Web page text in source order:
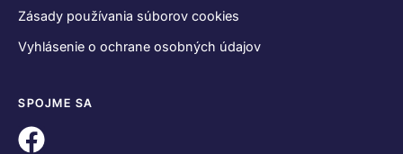
Zásady používania súborov cookies
Vyhlásenie o ochrane osobných údajov
SPOJME SA